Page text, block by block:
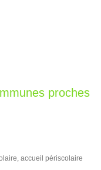
proches
accueil périscolaire